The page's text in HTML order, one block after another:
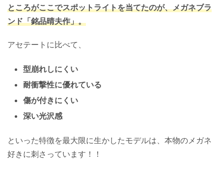
ところがここでスポットライトを当てたのが、メガネブラ
ンド「銘品晴夫作」。
アセテートに比べて、
型崩れしにくい
耐衝撃性に優れている
傷が付きにくい
深い光沢感
といった特徴を最大限に生かしたモデルは、本物のメガネ
好きに刺さっています！！